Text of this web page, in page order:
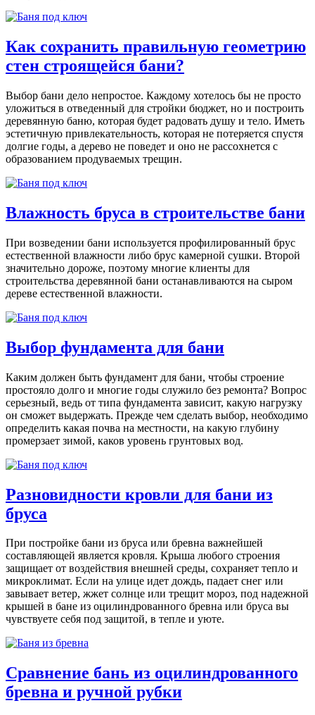
Как сохранить правильную геометрию
стен строящейся бани?
Выбор бани дело непростое. Каждому хотелось бы не просто
уложиться в отведенный для стройки бюджет, но и построить
деревянную баню, которая будет радовать душу и тело. Иметь
эстетичную привлекательность, которая не потеряется спустя
долгие годы, а дерево не поведет и оно не рассохнется с
образованием продуваемых трещин.
Влажность бруса в строительстве бани
При возведении бани используется профилированный брус
естественной влажности либо брус камерной сушки. Второй
значительно дороже, поэтому многие клиенты для
строительства деревянной бани останавливаются на сыром
дереве естественной влажности.
Выбор фундамента для бани
Каким должен быть фундамент для бани, чтобы строение
простояло долго и многие годы служило без ремонта? Вопрос
серьезный, ведь от типа фундамента зависит, какую нагрузку
он сможет выдержать. Прежде чем сделать выбор, необходимо
определить какая почва на местности, на какую глубину
промерзает зимой, каков уровень грунтовых вод.
Разновидности кровли для бани из
бруса
При постройке бани из бруса или бревна важнейшей
составляющей является кровля. Крыша любого строения
защищает от воздействия внешней среды, сохраняет тепло и
микроклимат. Если на улице идет дождь, падает снег или
завывает ветер, жжет солнце или трещит мороз, под надежной
крышей в бане из оцилиндрованного бревна или бруса вы
чувствуете себя под защитой, в тепле и уюте.
Сравнение бань из оцилиндрованного
бревна и ручной рубки